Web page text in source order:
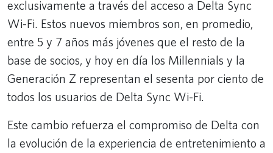
exclusivamente a través del acceso a Delta Sync
Wi-Fi. Estos nuevos miembros son, en promedio,
entre 5 y 7 años más jóvenes que el resto de la
base de socios, y hoy en día los Millennials y la
Generación Z representan el sesenta por ciento de
todos los usuarios de Delta Sync Wi-Fi.
Este cambio refuerza el compromiso de Delta con
la evolución de la experiencia de entretenimiento a